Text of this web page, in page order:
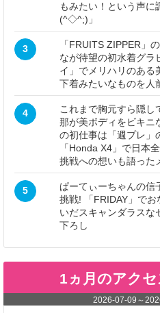
もみたい！という声に
(^◇^;)」
3
「FRUITS ZIPPER」
なが待望の初水着グラ
イ」でメリハリのある
下着みたいなものを人
4
これまで胸元すら隠し
那が美ボディをビキニ
の初仕事は「週プレ」
「Honda X4」で日本
挑戦への想いも語った
5
ぱーてぃーちゃんの信
挑戦! 「FRIDAY」で
いだスキャンダラスな
下ろし
1ヵ月のアク
2026-07-09 ～